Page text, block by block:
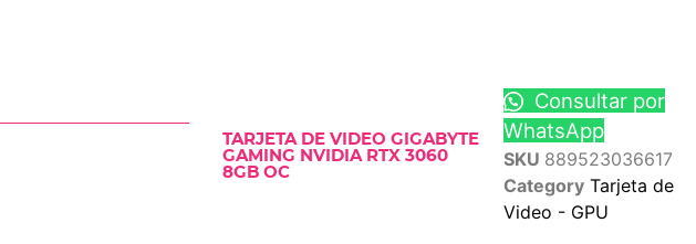
TARJETA DE VIDEO GIGABYTE
GAMING NVIDIA RTX 3060
8GB OC
Consultar por
WhatsApp
SKU 889523036617
Category Tarjeta de
Video - GPU